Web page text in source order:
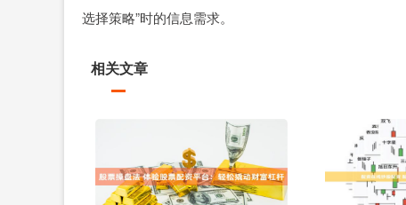
选择策略”时的信息需求。
相关文章